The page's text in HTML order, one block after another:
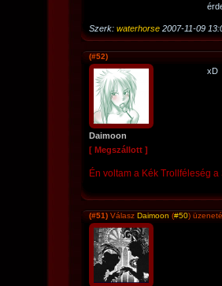
Szerk: waterhorse 2007-11-09
(#52)
Daimoon
[ Megszállott ]
xD
Én voltam a Kék Trollféleség
(#51) Válasz Daimoon (#50)